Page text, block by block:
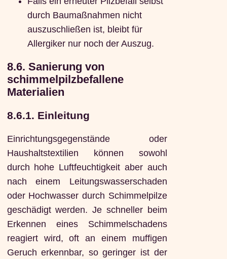
durch Baumaßnahmen nicht
auszuschließen ist, bleibt für
Allergiker nur noch der Auszug.
8.6. Sanierung von
schimmelpilzbefallene
Materialien
8.6.1. Einleitung
Einrichtungsgegenstände oder
Haushaltstextilien können sowohl
durch hohe Luftfeuchtigkeit aber auch
nach einem Leitungswasserschaden
oder Hochwasser durch Schimmelpilze
geschädigt werden. Je schneller beim
Erkennen eines Schimmelschadens
reagiert wird, oft an einem muffigen
Geruch erkennbar, so geringer ist der